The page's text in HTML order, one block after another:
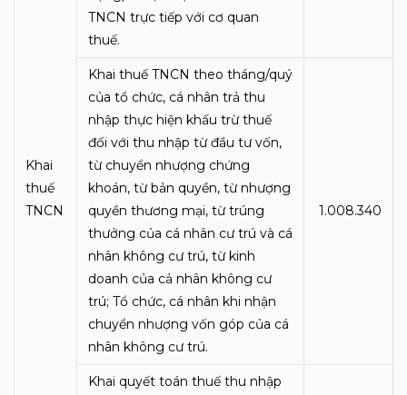
Khai
thuế
TNCN
TNCN trực tiếp với cơ quan
thuế.
Khai thuế TNCN theo tháng/quý
của tổ chức, cá nhân trả thu
nhập thực hiện khấu trừ thuế
đối với thu nhập từ đầu tư vốn,
từ chuyển nhượng chứng
khoán, từ bản quyền, từ nhượng
quyền thương mại, từ trúng
thưởng của cá nhân cư trú và cá
nhân không cư trú, từ kinh
doanh của cả nhân không cư
trú; Tổ chức, cá nhân khi nhận
chuyển nhượng vốn góp của cá
nhân không cư trú.
1.008.340
Khai quyết toán thuế thu nhập